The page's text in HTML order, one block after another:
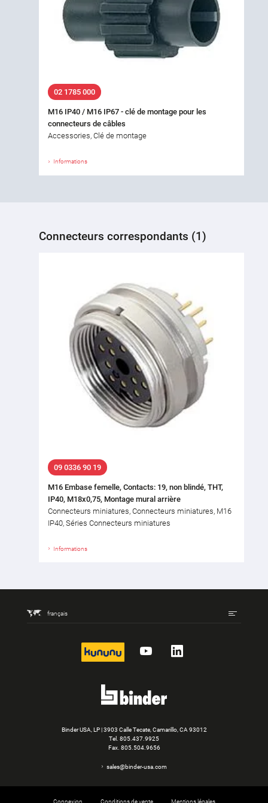
02 1785 000
M16 IP40 / M16 IP67 - clé de montage pour les
connecteurs de câbles
Accessories, Clé de montage
Informations
Connecteurs correspondants (1)
09 0336 90 19
M16 Embase femelle, Contacts: 19, non blindé, THT,
IP40, M18x0,75, Montage mural arrière
Connecteurs miniatures, Connecteurs miniatures, M16
IP40, Séries Connecteurs miniatures
Informations
français
kununu YouTube
Binder USA, LP | 3903 Calle Tecate, Camarillo, CA 93012
Tel. 805.437.9925
Fax. 805.504.9656
sales@binder-usa.com
Connexion Conditions de vente Mentions légales